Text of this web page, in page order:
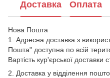
Доставка Оплата
Нова Пошта
1. Адресна доставка з
Пошта" доступна по всій
Вартість кур'єрської доставки
2. Доставка у відділення